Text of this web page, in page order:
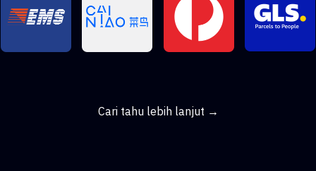
Cari tahu lebih lanjut →